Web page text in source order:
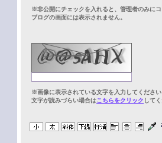
※非公開にチェックを入れると、管理者のみに
ブログの画面には表示されません。
※画像に表示されている文字を入力してくださ
文字が読みづらい場合はこちらをクリック して